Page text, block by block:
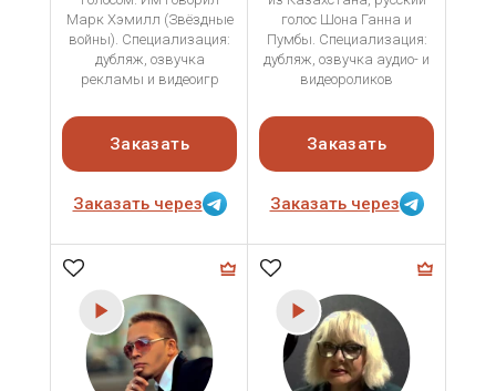
Марк Хэмилл (Звёздные
войны). Специализация:
дубляж, озвучка
рекламы и видеоигр
Заказать
Заказать через
голос Шона Ганна и
Пумбы. Специализация:
дубляж, озвучка аудио- и
видеороликов
Заказать
Заказать через